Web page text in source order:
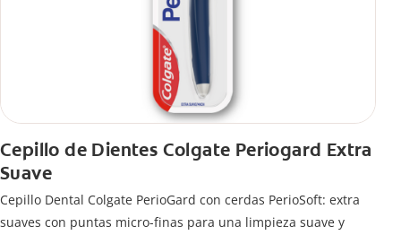
Cepillo de Dientes Colgate Periogard Extra
Suave
Cepillo Dental Colgate PerioGard con cerdas PerioSoft: extra
suaves con puntas micro-finas para una limpieza suave y